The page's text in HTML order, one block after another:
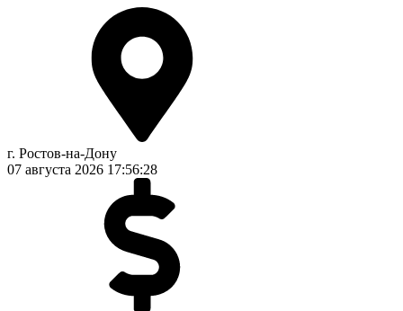
г. Ростов-на-Дону
07 августа 2026 17:56:28